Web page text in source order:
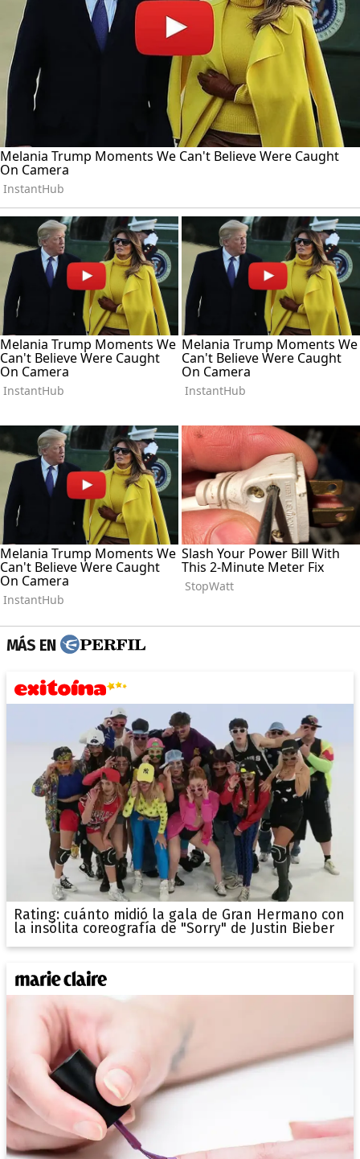
MÁS EN
Rating: cuánto midió la gala de Gran Hermano con
la insólita coreografía de "Sorry" de Justin Bieber